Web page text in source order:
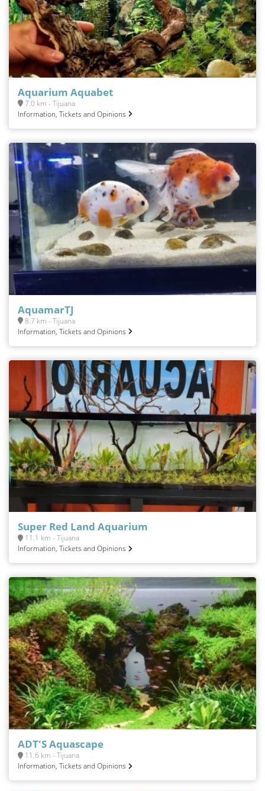
Aquarium Aquabet
7.0 km - Tijuana
Information, Tickets and Opinions
AquamarTJ
8.7 km - Tijuana
Information, Tickets and Opinions
Super Red Land Aquarium
11.1 km - Tijuana
Information, Tickets and Opinions
ADT'S Aquascape
11.6 km - Tijuana
Information, Tickets and Opinions